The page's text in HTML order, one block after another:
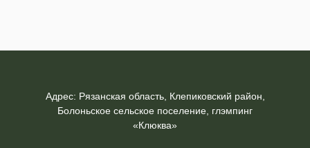
Адрес: Рязанская область, Клепиковский район,
Болоньское сельское поселение, глэмпинг
«Клюква»